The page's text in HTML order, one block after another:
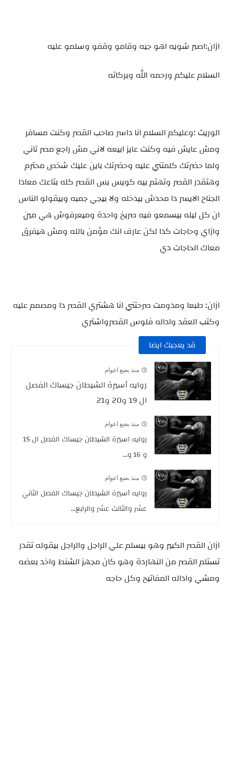
ازان:اصبر شويه اهو جيه وقامو وقفو وسلمو عليه
السلام عليكم ورحمه الله وبركاته
الوريث :وعليكم السلام انا داسر صاحب القصر وكنت مسافر
ومش عايش فيه وكنت عايز ابيعه لاني مش راجع مصر تاني
ولما حضرتك كلمتني عليه وحضرتك باين عليك شخص محترم
وهتقدر القصر وتهتم بيه كويس بس القصر كله بتاعك معادا
الجناح الايسر دا محدش بيدخله ولا بيجي جمبه وبيقولو الناس
ان كل ليله بيسمعو فيه صريخ واحدة وميعرفوش هي مين
وازاي وحاجات كدا لكن عارف انك مؤمن بالله ومش هيفرق
معاك الحاجات دي
ازان: طبعا ومدومت صرحتني انا هشتري القصر دا ومصمم عليه
وكتب العقد واداله فلوس القصرواشتري
قد يعجبك ايضا
منذ بضع اعوام
روايه أسيرة الشيطان جيساك الفصل
ال 19 و20 و21
منذ بضع اعوام
روايه اسيرة الشيطان جيساك الفصل ال 15
و 16 و...
منذ بضع اعوام
روايه أسيرة الشيطان جيساك الفصل الثاني
عشر والثالث عشر والرابع...
ازان القصر الكبير وهو بيسلم علي الراجل والراجل بيقوله تقدر
تستلم القصر من النهاردة وهو كان مجهز الشنط واخد بعضه
ومشي واداله المفاتيح وكل حاجه